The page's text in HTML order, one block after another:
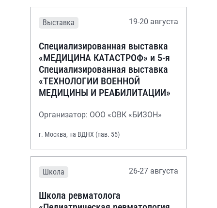
Выставка 19-20 августа
Специализированная выставка
«МЕДИЦИНА КАТАСТРОФ» и 5-я
Специализированная выставка
«ТЕХНОЛОГИИ ВОЕННОЙ
МЕДИЦИНЫ И РЕАБИЛИТАЦИИ»
Организатор: ООО «ОВК «БИЗОН»
г. Москва, на ВДНХ (пав. 55)
Школа 26-27 августа
Школа ревматолога